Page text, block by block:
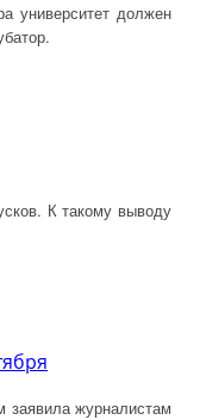
университет должен
К такому выводу
заявила журналистам